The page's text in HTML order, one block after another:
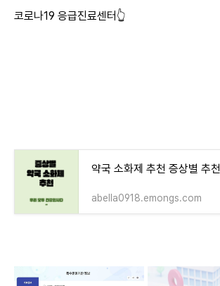
코로나19 응급진료센터👆
약국 소화제 추천 증상별 추천
abella0918.emongs.com